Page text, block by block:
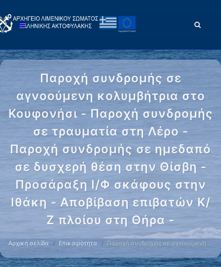
Παροχή συνδρομής σε
αγνοούμενη κολυμβήτρια στο
Κουφονήσι - Παροχή συνδρομής
σε τραυματία στη Λέρο -
Παροχή συνδρομής σε ημεδαπό
σε δυσχερή θέση στην Θίσβη -
Προσάραξη Ι/Φ σκάφους στην
Ιθάκη - Αποβίβαση επιβατών Κ/
Ζ πλοίου στη Θήρα -
Αρχική σελίδα Επικαιρότητα Παροχή συνδρομής σε αγνοούμενη …